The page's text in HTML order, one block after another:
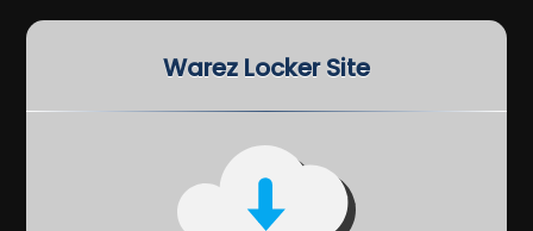
Warez Locker Site